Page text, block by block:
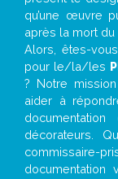
qu’une œuvre
après la mort du
Alors, êtes-
pour le/la/les
? Notre
aider à
décorateurs.